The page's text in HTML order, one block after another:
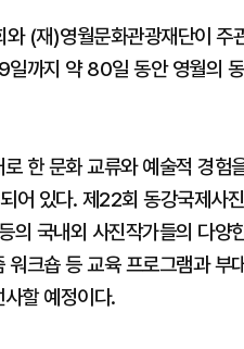
(재)영월문화관광재단이
까지 약 80일 동안 영월의
한 문화 교류와 예술적 경
어 있다. 제22회 동강국제사
의 국내외 사진작가들의 다
워크숍 등 교육 프로그램과
할 예정이다.